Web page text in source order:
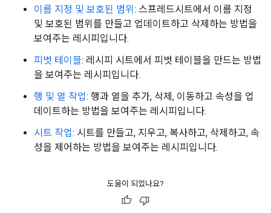
이름 지정 및 보호된 범위 : 스프레드시트에서 이름 지정
및 보호된 범위를 만들고 업데이트하고 삭제하는 방법을
보여주는 레시피입니다.
피벗 테이블: 레시피 시트에서 피벗 테이블을 만드는 방법
을 보여주는 레시피입니다.
행 및 열 작업: 행과 열을 추가, 삭제, 이동하고 속성을 업
데이트하는 방법을 보여주는 레시피입니다.
시트 작업: 시트를 만들고, 지우고, 복사하고, 삭제하고, 속
성을 제어하는 방법을 보여주는 레시피입니다.
도움이 되었나요?